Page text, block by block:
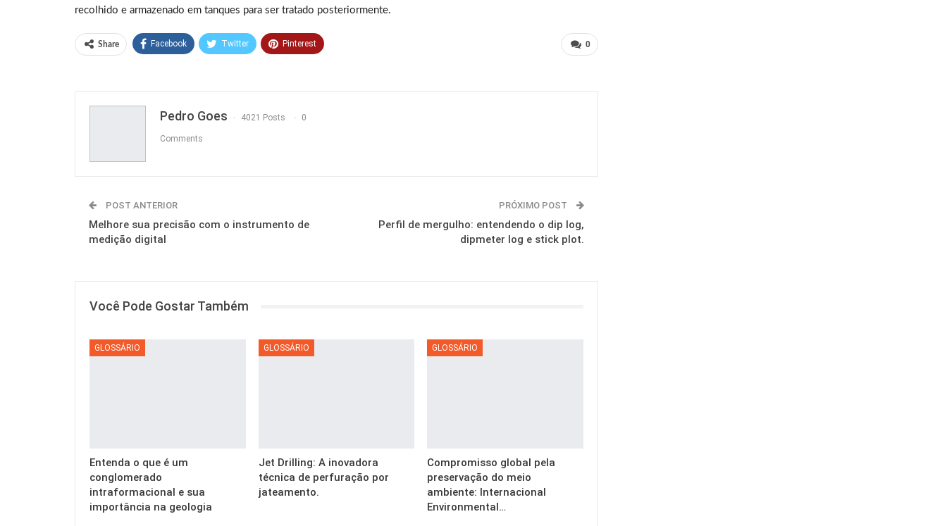
recolhido e armazenado em tanques para ser tratado posteriormente.
0
Share Facebook Twitter Pinterest
Pedro Goes 4021 Posts 0
Comments
POST ANTERIOR
Melhore sua precisão com o instrumento de
medição digital
PRÓXIMO POST
Perfil de mergulho: entendendo o dip log,
dipmeter log e stick plot.
Você Pode Gostar Também
GLOSSÁRIO
Entenda o que é um
conglomerado
intraformacional e sua
importância na geologia
GLOSSÁRIO
Jet Drilling: A inovadora
técnica de perfuração por
jateamento.
GLOSSÁRIO
Compromisso global pela
preservação do meio
ambiente: Internacional
Environmental…